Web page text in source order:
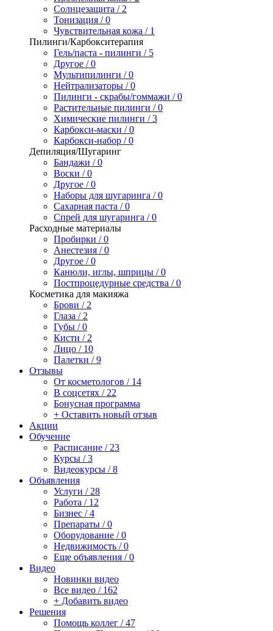
Солнцезащита / 2
Тонизация / 0
Чувствительная кожа / 1
Пилинги/Карбокситерапия
Гель/паста - пилинги / 5
Другое / 0
Мультипилинги / 0
Нейтрализаторы / 0
Пилинги - скрабы/гоммажи / 0
Растительные пилинги / 0
Химические пилинги / 3
Карбокси-маски / 0
Карбокси-набор / 0
Депиляция/Шугаринг
Бандажи / 0
Воски / 0
Другое / 0
Наборы для шугаринга / 0
Сахарная паста / 0
Спрей для шугаринга / 0
Расходные материалы
Пробирки / 0
Анестезия / 0
Другое / 0
Канюли, иглы, шприцы / 0
Постпроцедурные средства / 0
Косметика для макияжа
Брови / 2
Глаза / 2
Губы / 0
Кисти / 2
Лицо / 10
Палетки / 9
Отзывы
От косметологов / 14
В соцсетях / 22
Бонусная программа
+ Оставить новый отзыв
Акции
Обучение
Расписание / 23
Курсы / 3
Видеокурсы / 8
Объявления
Услуги / 28
Работа / 12
Бизнес / 4
Препараты / 0
Оборудование / 0
Недвижимость / 0
Еще объявления / 0
Видео
Новинки видео
Все видео / 162
+ Добавить видео
Решения
Помощь коллег / 47